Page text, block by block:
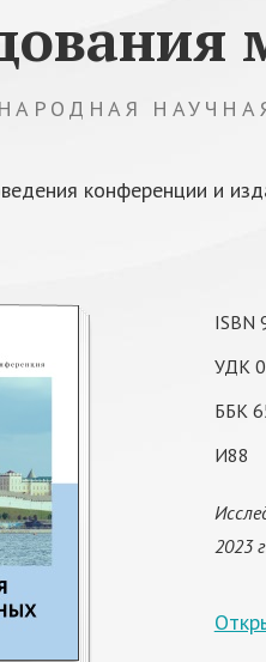
конференции и
ISBN
УДК
ББК
И88
2023